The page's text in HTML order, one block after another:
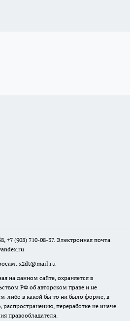
+7 (908) 710-08-37. Электронная почта
x2dt@mail.ru
на данном сайте, охраняется в
РФ об авторском праве и не
либо в какой бы то ни было форме, в
переработке не иначе
правообладателя.